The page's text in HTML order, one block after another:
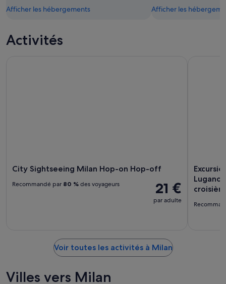
Afficher les hébergements Afficher les
Activités
City Sightseeing Milan Hop-on Hop-off
21 €
par adulte
Recommandé par 80 % des voyageurs
Lugano
croisière
Voir toutes les activités à Milan
Villes vers Milan